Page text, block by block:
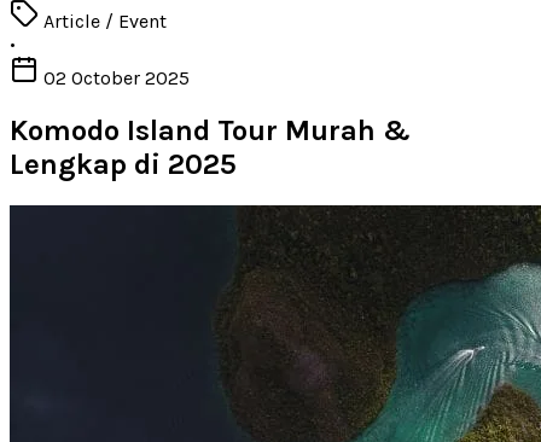
Article / Event
•
02 October 2025
Komodo Island Tour Murah &
Lengkap di 2025